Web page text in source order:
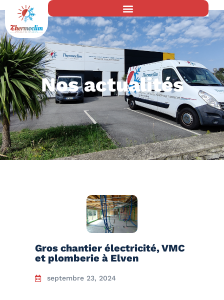
Nos actualités
Gros chantier électricité, VMC
et plomberie à Elven
septembre 23, 2024